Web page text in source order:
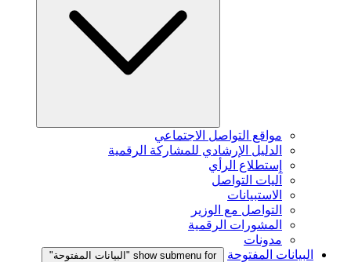
مواقع التواصل الاجتماعي
الدليل الإرشادي للمشاركة الرقمية
إستطلاع الرأي
آليات التواصل
الاستبيانات
التواصل مع الوزير
المشورات الرقمية
مدونات
البيانات المفتوحة
show submenu for "البيانات المفتوحة"